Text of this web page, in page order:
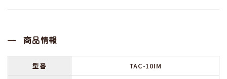
商品情報
型番
TAC-10IM